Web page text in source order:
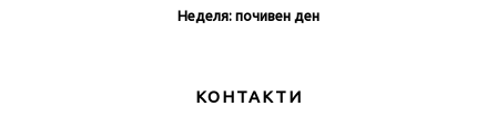
Неделя: почивен ден
КОНТАКТИ